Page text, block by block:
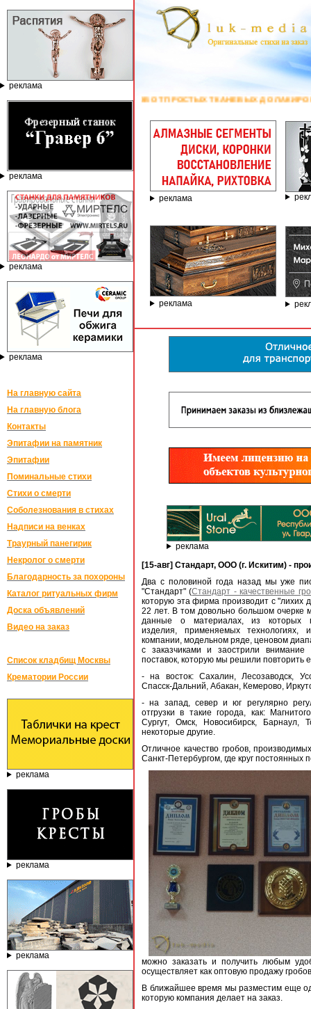
реклама
реклама
реклама
реклама
На главную сайта
На главную блога
Контакты
Эпитафии на памятник
Эпитафии
Поминальные стихи
Стихи о смерти
Соболезнования в стихах
Надписи на венках
Траурный панегирик
Некролог о смерти
Благодарность за похороны
Каталог ритуальных фирм
Доска объявлений
Видео на заказ
Список кладбищ Москвы
Крематории России
реклама
реклама
реклама
ОТ ПРОСТЫХ ТКАНЕВЫХ ДО ЛАКИРОВАННЫХ ЭЛИТНЫХ -
реклама
реклама
реклама
[15-авг] Стандарт, ООО (г. Искитим) -
Два с половиной года назад мы уже
"Стандарт" (Стандарт - качественные
которую эта фирма производит с "лихих
22 лет. В том довольно большом очерке
данные о материалах, из которых
изделия, применяемых технологиях,
компании, модельном ряде, ценовом
с заказчиками и заострили внимание
поставок, которую мы решили повторить
- на восток: Сахалин, Лесозаводск,
Спасск-Дальний, Абакан, Кемерово,
- на запад, север и юг регулярно
отгрузки в такие города, как:
Сургут, Омск, Новосибирск, Барнаул,
некоторые другие.
Отличное качество гробов,
Санкт-Петербургом, где круг постоянных
можно заказать и получить любым
осуществляет как оптовую продажу
В ближайшее время мы разместим еще
которую компания делает на заказ.